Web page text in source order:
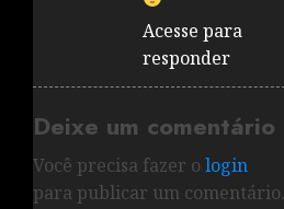
Acesse para
responder
Deixe um comentário
Você precisa fazer o login
para publicar um comentário.